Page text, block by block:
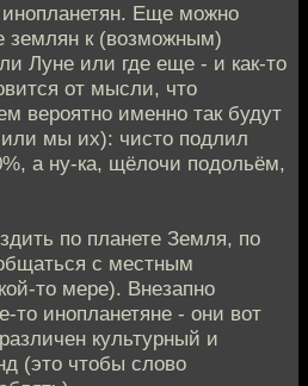
Еще можно
землян к (возможным)
Луне или где еще - и как-то
от мысли, что
вероятно именно так будут
мы их): чисто подлил
а ну-ка, щёлочи подольём,
по планете Земля, по
с местным
то мере). Внезапно
то инопланетяне - они вот
культурный и
(это чтобы слово